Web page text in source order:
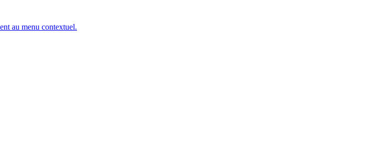
au menu contextuel.